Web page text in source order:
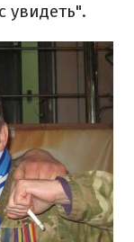
увидеть".